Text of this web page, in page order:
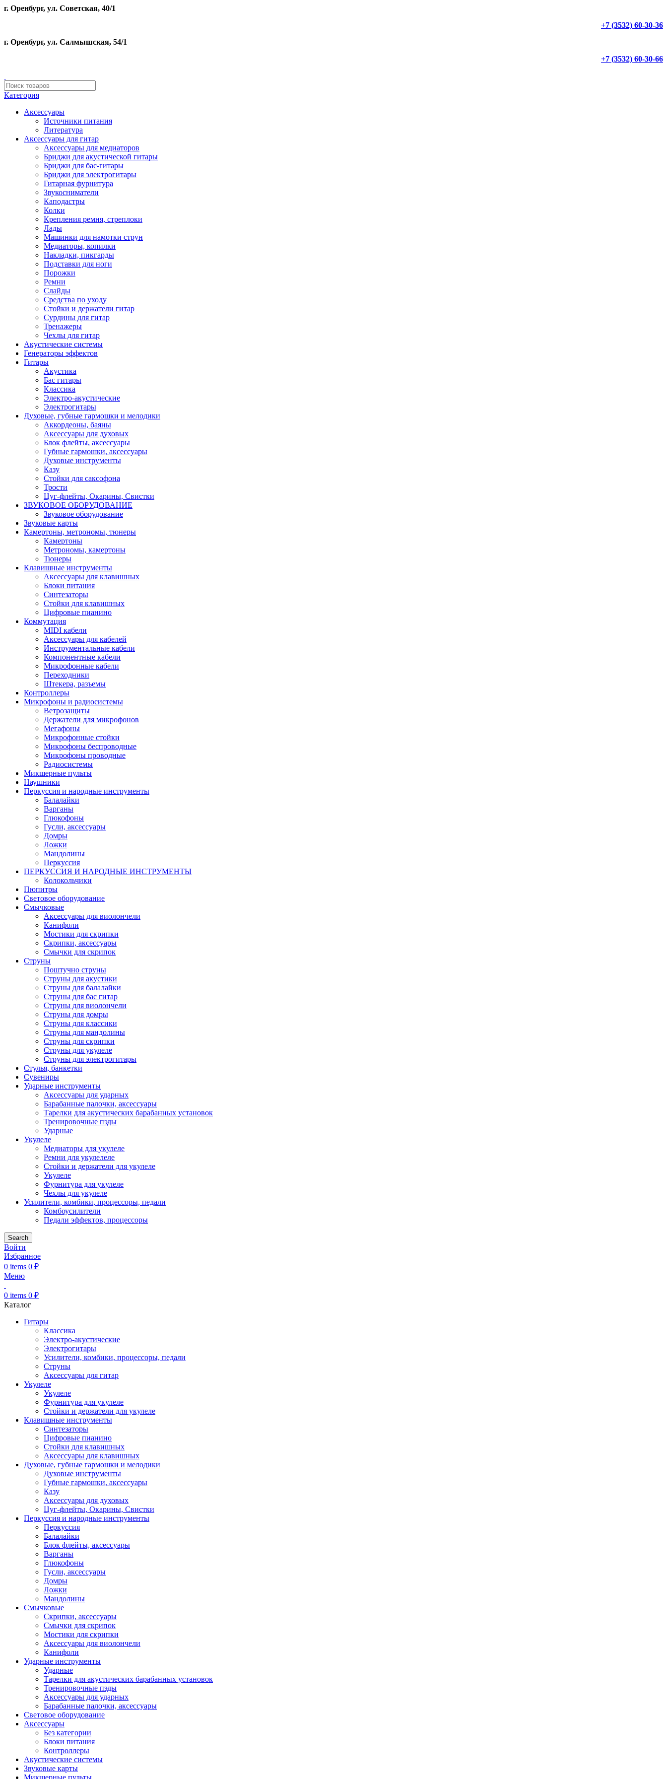
г. Оренбург, ул. Советская, 40/1
+7 (3532) 60-30-36
г. Оренбург, ул. Салмышская, 54/1
+7 (3532) 60-30-66
Категория
Аксессуары
Источники питания
Литература
Аксессуары для гитар
Аксессуары для медиаторов
Бриджи для акустической гитары
Бриджи для бас-гитары
Бриджи для электрогитары
Гитарная фурнитура
Звукосниматели
Каподастры
Колки
Крепления ремня, стреплоки
Лады
Машинки для намотки струн
Медиаторы, копилки
Накладки, пикгарды
Подставки для ноги
Порожки
Ремни
Слайды
Средства по уходу
Стойки и держатели гитар
Сурдины для гитар
Тренажеры
Чехлы для гитар
Акустические системы
Генераторы эффектов
Гитары
Акустика
Бас гитары
Классика
Электро-акустические
Электрогитары
Духовые, губные гармошки и мелодики
Аккордеоны, баяны
Аксессуары для духовых
Блок флейты, аксессуары
Губные гармошки, аксессуары
Духовые инструменты
Казу
Стойки для саксофона
Трости
Цуг-флейты, Окарины, Свистки
ЗВУКОВОЕ ОБОРУДОВАНИЕ
Звуковое оборудование
Звуковые карты
Камертоны, метрономы, тюнеры
Камертоны
Метрономы, камертоны
Тюнеры
Клавишные инструменты
Аксессуары для клавишных
Блоки питания
Синтезаторы
Стойки для клавишных
Цифровые пианино
Коммутация
MIDI кабели
Аксессуары для кабелей
Инструментальные кабели
Компонентные кабели
Микрофонные кабели
Переходники
Штекера, разъемы
Контроллеры
Микрофоны и радиосистемы
Ветрозащиты
Держатели для микрофонов
Мегафоны
Микрофонные стойки
Микрофоны беспроводные
Микрофоны проводные
Радиосистемы
Микшерные пульты
Наушники
Перкуссия и народные инструменты
Балалайки
Варганы
Глюкофоны
Гусли, аксессуары
Домры
Ложки
Мандолины
Перкуссия
ПЕРКУССИЯ И НАРОДНЫЕ ИНСТРУМЕНТЫ
Колокольчики
Пюпитры
Световое оборудование
Смычковые
Аксессуары для виолончели
Канифоли
Мостики для скрипки
Скрипки, аксессуары
Смычки для скрипок
Струны
Поштучно струны
Струны для акустики
Струны для балалайки
Струны для бас гитар
Струны для виолончели
Струны для домры
Струны для классики
Струны для мандолины
Струны для скрипки
Струны для укулеле
Струны для электрогитары
Стулья, банкетки
Сувениры
Ударные инструменты
Аксессуары для ударных
Барабанные палочки, аксессуары
Тарелки для акустических барабанных установок
Тренировочные пэды
Ударные
Укулеле
Медиаторы для укулеле
Ремни для укулелеле
Стойки и держатели для укулеле
Укулеле
Фурнитура для укулеле
Чехлы для укулеле
Усилители, комбики, процессоры, педали
Комбоусилители
Педали эффектов, процессоры
Search
Войти
Избранное
0 items 0 ₽
Меню
0 items 0 ₽
Каталог
Гитары
Классика
Электро-акустические
Электрогитары
Усилители, комбики, процессоры, педали
Струны
Аксессуары для гитар
Укулеле
Укулеле
Фурнитура для укулеле
Стойки и держатели для укулеле
Клавишные инструменты
Синтезаторы
Цифровые пианино
Стойки для клавишных
Аксессуары для клавишных
Духовые, губные гармошки и мелодики
Духовые инструменты
Губные гармошки, аксессуары
Казу
Аксессуары для духовых
Цуг-флейты, Окарины, Свистки
Перкуссия и народные инструменты
Перкуссия
Балалайки
Блок флейты, аксессуары
Варганы
Глюкофоны
Гусли, аксессуары
Домры
Ложки
Мандолины
Смычковые
Скрипки, аксессуары
Смычки для скрипок
Мостики для скрипки
Аксессуары для виолончели
Канифоли
Ударные инструменты
Ударные
Тарелки для акустических барабанных установок
Тренировочные пэды
Аксессуары для ударных
Барабанные палочки, аксессуары
Световое оборудование
Аксессуары
Без категории
Блоки питания
Контроллеры
Акустические системы
Звуковые карты
Микшерные пульты